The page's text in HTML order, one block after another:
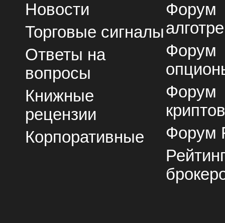
Новости
Торговые сигналы
Ответы на
вопросы
Книжные
рецензии
Корпоративные
Форум
Форум
Форум
Форум